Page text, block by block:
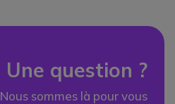
Une question ?
Nous sommes là pour vous